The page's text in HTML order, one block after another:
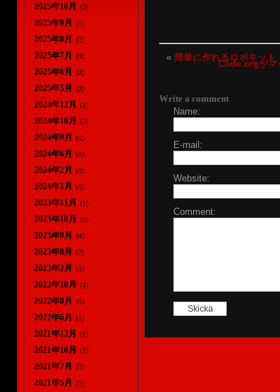
« 簡単に作れるロボキット
Code.orgがマ
Write a comment
Name:
E-mail:
Website:
Comment:
2025年10月 (3)
2025年9月 (1)
2025年8月 (2)
2025年7月 (3)
2025年6月 (2)
2025年5月 (2)
2024年12月 (1)
2024年10月 (2)
2024年9月 (1)
2024年6月 (1)
2024年2月 (1)
2024年1月 (1)
2023年11月 (1)
2023年10月 (2)
2023年9月 (4)
2023年8月 (7)
2023年2月 (1)
2022年10月 (1)
2022年8月 (1)
2022年6月 (1)
2021年12月 (1)
2021年10月 (1)
2021年7月 (1)
2021年5月 (1)